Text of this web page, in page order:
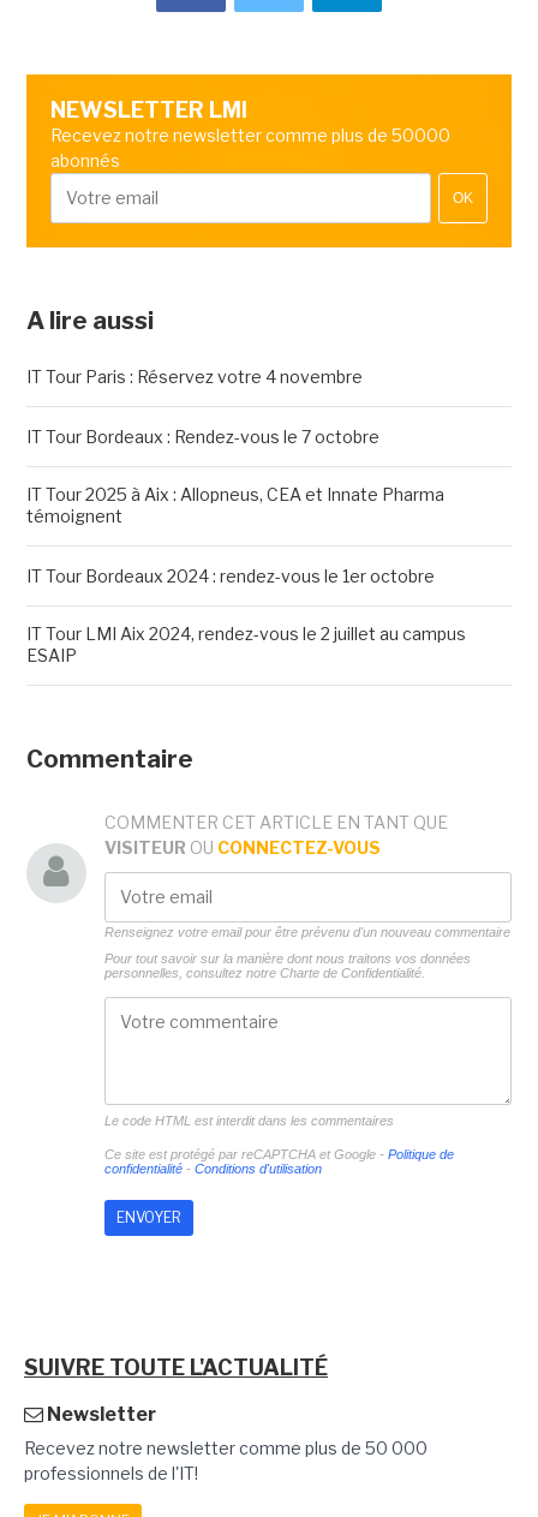
NEWSLETTER LMI
Recevez notre newsletter comme plus de 50000
abonnés
OK
A lire aussi
IT Tour Paris : Réservez votre 4 novembre
IT Tour Bordeaux : Rendez-vous le 7 octobre
IT Tour 2025 à Aix : Allopneus, CEA et Innate Pharma
témoignent
IT Tour Bordeaux 2024 : rendez-vous le 1er octobre
IT Tour LMI Aix 2024, rendez-vous le 2 juillet au campus
ESAIP
Commentaire
COMMENTER CET ARTICLE EN TANT QUE
VISITEUR OU CONNECTEZ-VOUS
Renseignez votre email pour être prévenu d'un nouveau commentaire
Pour tout savoir sur la manière dont nous traitons vos données
personnelles, consultez notre Charte de Confidentialité.
Le code HTML est interdit dans les commentaires
Ce site est protégé par reCAPTCHA et Google - Politique de
confidentialité- Conditions d'utilisation
SUIVRE TOUTE L'ACTUALITÉ
Newsletter
Recevez notre newsletter comme plus de 50 000
professionnels de l'IT!